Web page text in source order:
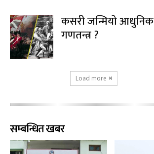
कसरी जन्मियो आधुनिक
गणतन्त्र ?
Load more
सम्बन्धित खबर